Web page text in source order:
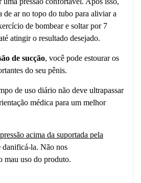
de ar no topo do tubo para aliviar a
de bombear e soltar por 7
atingir o resultado desejado.
de sucção, você pode estourar os
do seu pênis.
de uso diário não deve ultrapassar
médica para um melhor
acima da suportada pela
danificá-la. Não nos
mau uso do produto.